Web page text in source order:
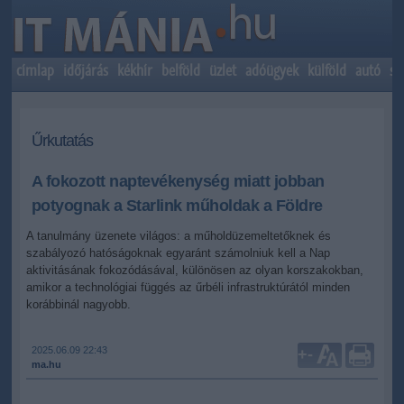
címlap időjárás kékhír belföld üzlet adóügyek külföld autó
Űrkutatás
A fokozott naptevékenység miatt jobban
potyognak a Starlink műholdak a Földre
A tanulmány üzenete világos: a műholdüzemeltetőknek és
szabályozó hatóságoknak egyaránt számolniuk kell a Nap
aktivitásának fokozódásával, különösen az olyan korszakokban,
amikor a technológiai függés az űrbéli infrastruktúrától minden
korábbinál nagyobb.
2025.06.09 22:43
ma.hu
+-